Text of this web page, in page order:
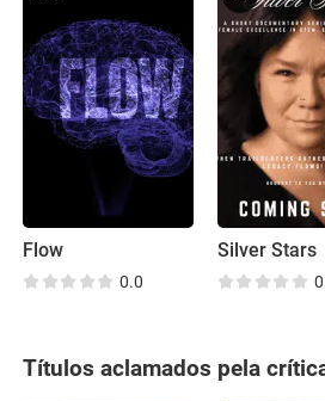
Flow
0.0
Silver Stars
Títulos aclamados pela